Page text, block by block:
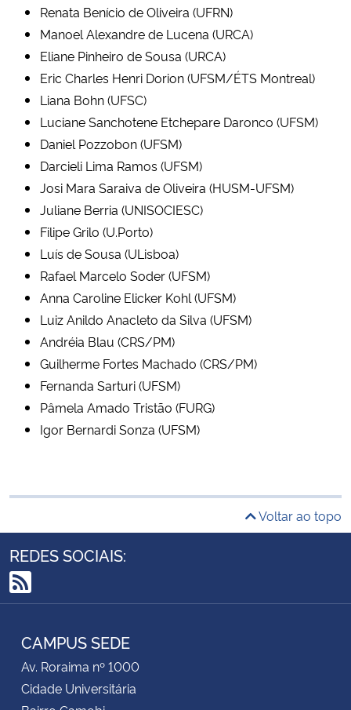
Renata Benício de Oliveira (UFRN)
Manoel Alexandre de Lucena (URCA)
Eliane Pinheiro de Sousa (URCA)
Eric Charles Henri Dorion (UFSM/ÉTS Montreal)
Liana Bohn (UFSC)
Luciane Sanchotene Etchepare Daronco (UFSM)
Daniel Pozzobon (UFSM)
Darcieli Lima Ramos (UFSM)
Josi Mara Saraiva de Oliveira (HUSM-UFSM)
Juliane Berria (UNISOCIESC)
Filipe Grilo (U.Porto)
Luís de Sousa (ULisboa)
Rafael Marcelo Soder (UFSM)
Anna Caroline Elicker Kohl (UFSM)
Luiz Anildo Anacleto da Silva (UFSM)
Andréia Blau (CRS/PM)
Guilherme Fortes Machado (CRS/PM)
Fernanda Sarturi (UFSM)
Pâmela Amado Tristão (FURG)
Igor Bernardi Sonza (UFSM)
Voltar ao topo
REDES SOCIAIS:
RSS
CAMPUS SEDE
Av. Roraima nº 1000
Cidade Universitária